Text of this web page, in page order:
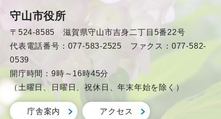
守山市役所
〒524-8585 滋賀県守山市吉身二丁目5番22号
代表電話番号：077-583-2525 ファクス：077-582-
0539
開庁時間：9時～16時45分
（土曜日、日曜日、祝休日、年末年始を除く）
庁舎案内 アクセス